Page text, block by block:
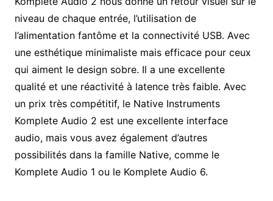
niveau de chaque entrée, l’utilisation de
l’alimentation fantôme et la connectivité USB. Avec
une esthétique minimaliste mais efficace pour ceux
qui aiment le design sobre. Il a une excellente
qualité et une réactivité à latence très faible. Avec
un prix très compétitif, le Native Instruments
Komplete Audio 2 est une excellente interface
audio, mais vous avez également d’autres
possibilités dans la famille Native, comme le
Komplete Audio 1 ou le Komplete Audio 6.